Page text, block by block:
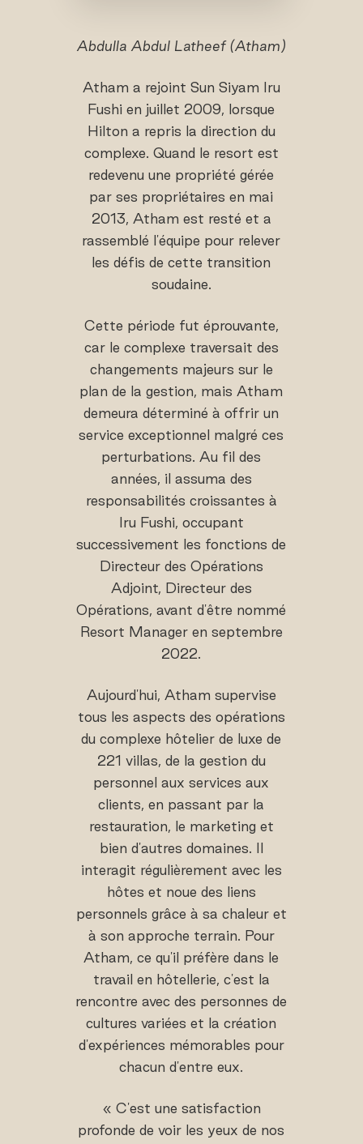
Abdulla Abdul Latheef (Atham)
Atham a rejoint Sun Siyam Iru
Fushi en juillet 2009, lorsque
Hilton a repris la direction du
complexe. Quand le resort est
redevenu une propriété gérée
par ses propriétaires en mai
2013, Atham est resté et a
rassemblé l'équipe pour relever
les défis de cette transition
soudaine.
Cette période fut éprouvante,
car le complexe traversait des
changements majeurs sur le
plan de la gestion, mais Atham
demeura déterminé à offrir un
service exceptionnel malgré ces
perturbations. Au fil des
années, il assuma des
responsabilités croissantes à
Iru Fushi, occupant
successivement les fonctions de
Directeur des Opérations
Adjoint, Directeur des
Opérations, avant d'être nommé
Resort Manager en septembre
2022.
Aujourd'hui, Atham supervise
tous les aspects des opérations
du complexe hôtelier de luxe de
221 villas, de la gestion du
personnel aux services aux
clients, en passant par la
restauration, le marketing et
bien d'autres domaines. Il
interagit régulièrement avec les
hôtes et noue des liens
personnels grâce à sa chaleur et
à son approche terrain. Pour
Atham, ce qu'il préfère dans le
travail en hôtellerie, c'est la
rencontre avec des personnes de
cultures variées et la création
d'expériences mémorables pour
chacun d'entre eux.
« C'est une satisfaction
profonde de voir les yeux de nos